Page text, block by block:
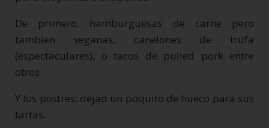
De primero, hamburguesas de carne pero
tambien veganas, canelones de trufa
(espectaculares), o tacos de pulled pork entre
otros.
Y los postres: dejad un poquito de hueco para sus
tartas.